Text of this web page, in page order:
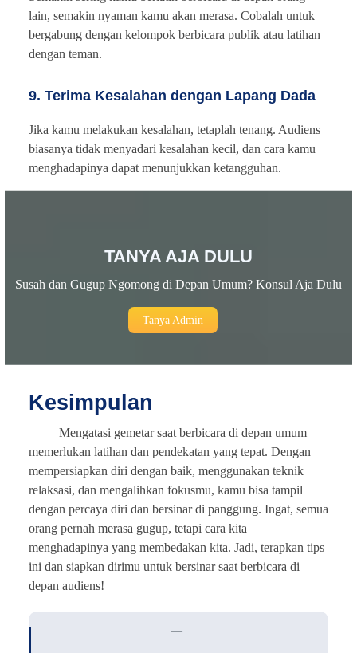
lain, semakin nyaman kamu akan merasa. Cobalah untuk
bergabung dengan kelompok berbicara publik atau latihan
dengan teman.
9. Terima Kesalahan dengan Lapang Dada
Jika kamu melakukan kesalahan, tetaplah tenang. Audiens
biasanya tidak menyadari kesalahan kecil, dan cara kamu
menghadapinya dapat menunjukkan ketangguhan.
TANYA AJA DULU
Susah dan Gugup Ngomong di Depan Umum? Konsul Aja Dulu
Tanya Admin
Kesimpulan
Mengatasi gemetar saat berbicara di depan umum
memerlukan latihan dan pendekatan yang tepat. Dengan
mempersiapkan diri dengan baik, menggunakan teknik
relaksasi, dan mengalihkan fokusmu, kamu bisa tampil
dengan percaya diri dan bersinar di panggung. Ingat, semua
orang pernah merasa gugup, tetapi cara kita
menghadapinya yang membedakan kita. Jadi, terapkan tips
ini dan siapkan dirimu untuk bersinar saat berbicara di
depan audiens!